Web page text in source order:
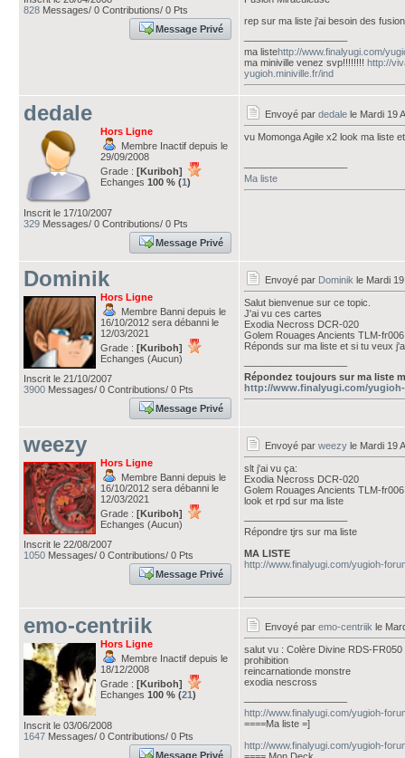
828 Messages/ 0 Contributions/ 0 Pts
Message Privé
rep sur ma liste j'ai besoin des
ma listehttp://www.finalyugi.com/
ma miniville venez svp!!!!!!!! http://
yugioh.miniville.fr/ind
dedale
Hors Ligne
Membre Inactif depuis le
29/09/2008
Grade : [Kuriboh]
Echanges 100 % (1)
Inscrit le 17/10/2007
329 Messages/ 0 Contributions/ 0 Pts
Message Privé
Envoyé par dedale le Mardi 19
vu Momonga Agile x2 look ma liste
Ma liste
Dominik
Hors Ligne
Membre Banni depuis le
16/10/2012 sera débanni le
12/03/2021
Grade : [Kuriboh]
Echanges (Aucun)
Inscrit le 21/10/2007
3900 Messages/ 0 Contributions/ 0 Pts
Message Privé
Envoyé par Dominik le Mardi
Salut bienvenue sur ce topic.
J'ai vu ces cartes
Exodia Necross DCR-020
Golem Rouages Ancients TLM-
Réponds sur ma liste et si tu veux
Répondez toujours sur ma liste
http://www.finalyugi.com/
weezy
Hors Ligne
Membre Banni depuis le
16/10/2012 sera débanni le
12/03/2021
Grade : [Kuriboh]
Echanges (Aucun)
Inscrit le 22/08/2007
1050 Messages/ 0 Contributions/ 0 Pts
Message Privé
Envoyé par weezy le Mardi 19
slt j'ai vu ça:
Exodia Necross DCR-020
Golem Rouages Ancients TLM-fr006
look et rpd sur ma liste
Répondre tjrs sur ma liste
MA LISTE
http://www.finalyugi.com/yugioh-
emo-centriik
Hors Ligne
Membre Inactif depuis le
18/12/2008
Grade : [Kuriboh]
Echanges 100 % (21)
Inscrit le 03/06/2008
1647 Messages/ 0 Contributions/ 0 Pts
Message Privé
Envoyé par emo-centriik le
salut vu : Colère Divine RDS-FR050
prohibition
reincarnationde monstre
exodia nescross
http://www.finalyugi.com/yugioh-
====Ma liste =]
http://www.finalyugi.com/yugioh-